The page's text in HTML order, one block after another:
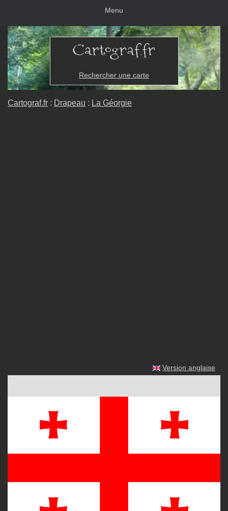
Menu
Rechercher une carte
Cartograf.fr : Drapeau : La Géorgie
Version anglaise